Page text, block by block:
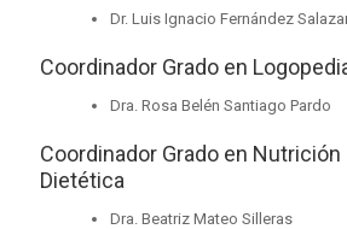
Dr. Luis Ignacio Fernández
Coordinador Grado en
Dra. Rosa Belén Santiago Pardo
Coordinador Grado en Nutrición
Dietética
Dra. Beatriz Mateo Silleras